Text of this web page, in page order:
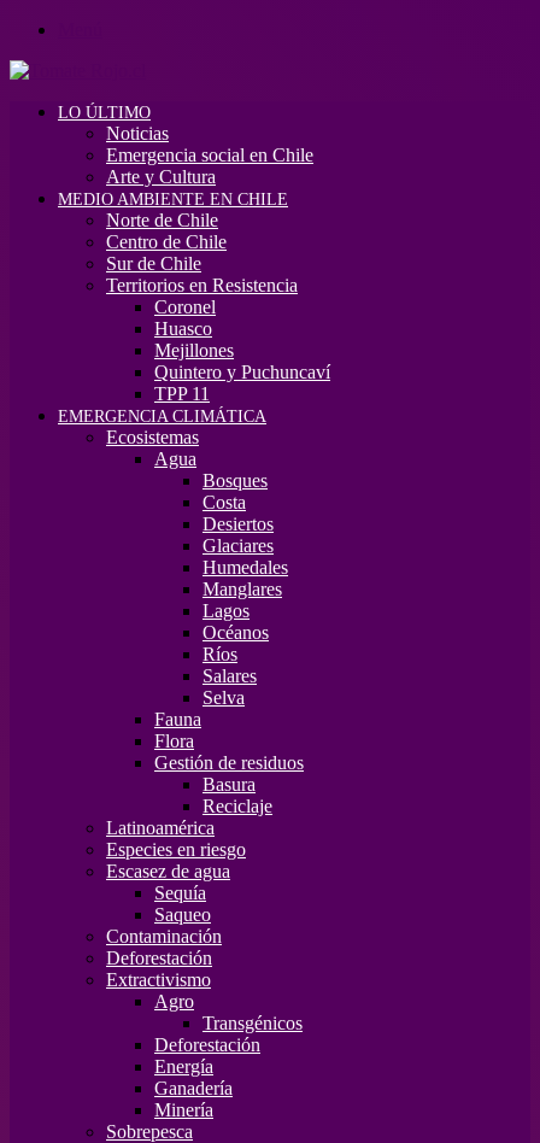
LO ÚLTIMO
Noticias
Emergencia social en Chile
Arte y Cultura
MEDIO AMBIENTE EN CHILE
Norte de Chile
Centro de Chile
Sur de Chile
Territorios en Resistencia
Coronel
Huasco
Mejillones
Quintero y Puchuncaví
TPP 11
EMERGENCIA CLIMÁTICA
Ecosistemas
Agua
Bosques
Costa
Desiertos
Glaciares
Humedales
Manglares
Lagos
Océanos
Ríos
Salares
Selva
Fauna
Flora
Gestión de residuos
Basura
Reciclaje
Latinoamérica
Especies en riesgo
Escasez de agua
Sequía
Saqueo
Contaminación
Deforestación
Extractivismo
Agro
Transgénicos
Deforestación
Energía
Ganadería
Minería
Sobrepesca